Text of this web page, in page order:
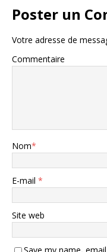
Poster un
Votre adresse de
Commentaire
Nom*
E-mail *
Site web